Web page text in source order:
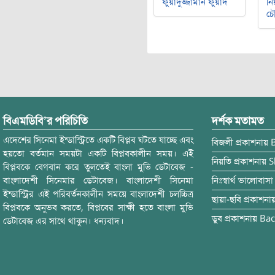
বিএমডিবি’র পরিচিতি
এদেশের সিনেমা ইন্ডাস্ট্রিতে একটি বিপ্লব ঘটতে যাচ্ছে এবং
হয়তো বর্তমান সময়টা একটি বিপ্লবকালীন সময়। এই
বিপ্লবকে বেগবান করে তুলতেই বাংলা মুভি ডেটাবেজ -
বাংলাদেশী সিনেমার ডেটাবেজ। বাংলাদেশী সিনেমা
ইন্ডাস্ট্রির এই পরিবর্তনকালীন সময়ে বাংলাদেশী চলচ্চিত্র
বিপ্লবকে অনুভব করতে, বিপ্লবের সাক্ষী হতে বাংলা মুভি
ডেটাবেজ এর সাথে থাকুন। ধন্যবাদ।
দর্শক মতামত
বিজলী প্রকাশনায়
নিয়তি প্রকাশনায়
নিঃস্বার্থ ভালোবাসা
ছায়া-ছবি
ডুব প্রকাশনায়